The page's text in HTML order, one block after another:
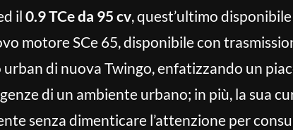
il 0.9 TCe da 95 cv, quest’ultimo
motore SCe 65, disponibile con
di nuova Twingo, enfatizzando un
di un ambiente urbano; in più, la sua
senza dimenticare l’attenzione per